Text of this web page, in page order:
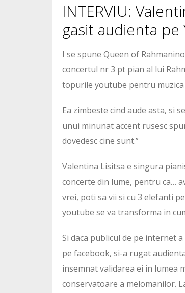
INTERVIU:
gasit audienta pe
I se spune Queen of
concertul nr 3 pt pian al lui
topurile youtube pentru muzica
Ea zimbeste cind aude asta, si
unui minunat accent rusesc
dovedesc cine sunt.”
Valentina Lisitsa e singura
concerte din lume, pentru ca…
vrei, poti sa vii si cu 3 elefanti
youtube se va transforma in
Si daca publicul de pe internet
pe facebook, si-a rugat
insemnat validarea ei in lumea
conservatoare a melomanilor.